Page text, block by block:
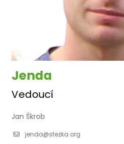
Jenda
Vedoucí
Jan Škrob
jenda@stezka.org